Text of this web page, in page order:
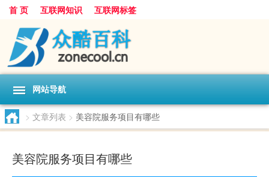
首 页 互联网知识 互联网标签
网站导航
> 文章列表 > 美容院服务项目有哪些
美容院服务项目有哪些